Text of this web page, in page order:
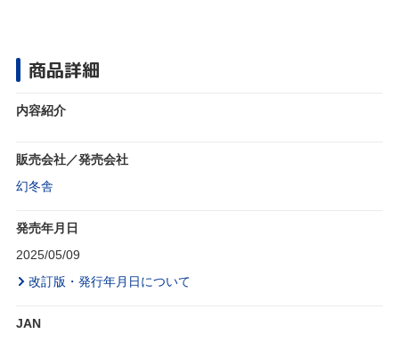
商品詳細
内容紹介
販売会社／発売会社
幻冬舎
発売年月日
2025/05/09
改訂版・発行年月日について
JAN